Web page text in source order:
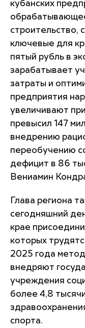
кубанских
строительство,
ключевые для
пятый рубль в
зарабатывает
затраты и
предприятия
увеличивают
превысил 147
внедрению
переобучению
дефицит в 86
Вениамин
Глава региона
сегодняшний
крае
которых
2025 года
внедряют
учреждения
более 4,8
спорта.